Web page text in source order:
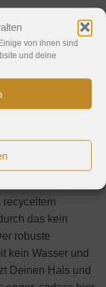
von ihnen sind
und deine
Soft Shell
das kein
robuste
kein Wasser und
Deinen Hals und